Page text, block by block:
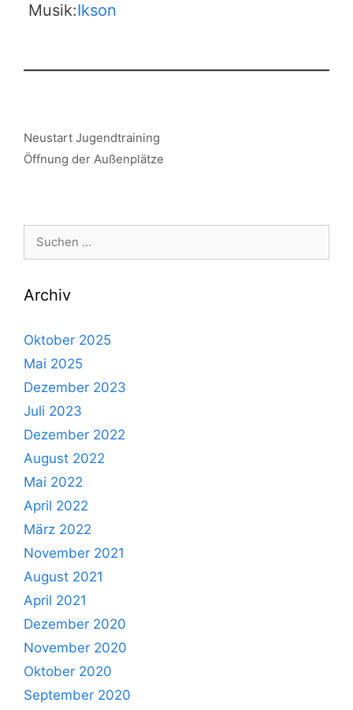
Musik:Ikson
Neustart Jugendtraining
Öffnung der Außenplätze
Suche
Archiv
Oktober 2025
Mai 2025
Dezember 2023
Juli 2023
Dezember 2022
August 2022
Mai 2022
April 2022
März 2022
November 2021
August 2021
April 2021
Dezember 2020
November 2020
Oktober 2020
September 2020